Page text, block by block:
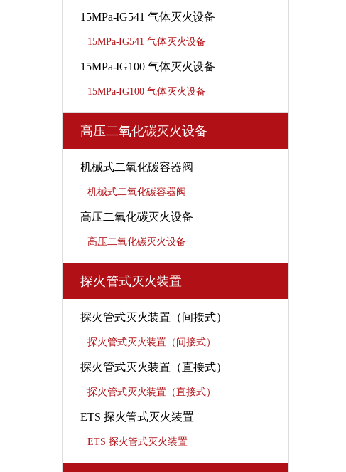
15MPa-IG541 气体灭火设备
15MPa-IG541 气体灭火设备
15MPa-IG100 气体灭火设备
15MPa-IG100 气体灭火设备
高压二氧化碳灭火设备
机械式二氧化碳容器阀
机械式二氧化碳容器阀
高压二氧化碳灭火设备
高压二氧化碳灭火设备
探火管式灭火装置
探火管式灭火装置（间接式）
探火管式灭火装置（间接式）
探火管式灭火装置（直接式）
探火管式灭火装置（直接式）
ETS 探火管式灭火装置
ETS 探火管式灭火装置